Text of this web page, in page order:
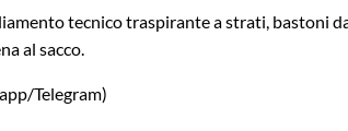
tecnico traspirante a strati, bastoni
al sacco.
Telegram)